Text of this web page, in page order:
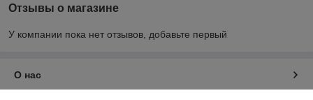
Отзывы о магазине
У компании пока нет отзывов, добавьте первый
О нас